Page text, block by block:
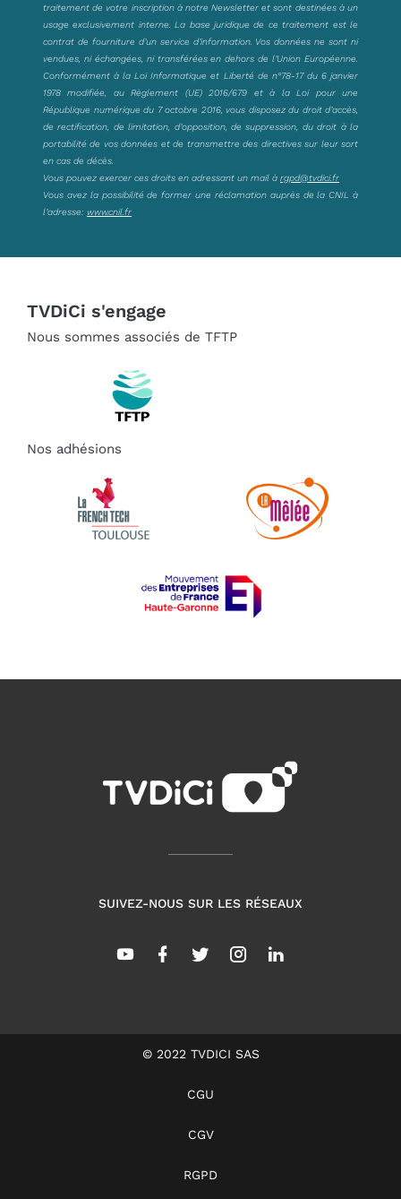
traitement de votre inscription à notre Newsletter et sont destinées à un
usage exclusivement interne. La base juridique de ce traitement est le
contrat de fourniture d’un service d’information. Vos données ne sont ni
vendues, ni échangées, ni transférées en dehors de l’Union Européenne.
Conformément à la Loi Informatique et Liberté de n°78-17 du 6 janvier
1978 modifiée, au Règlement (UE) 2016/679 et à la Loi pour une
République numérique du 7 octobre 2016, vous disposez du droit d’accès,
de rectification, de limitation, d’opposition, de suppression, du droit à la
portabilité de vos données et de transmettre des directives sur leur sort
en cas de décès.
Vous pouvez exercer ces droits en adressant un mail à rgpd@tvdici.fr
Vous avez la possibilité de former une réclamation auprès de la CNIL à
l’adresse: www.cnil.fr
TVDiCi s'engage
Nous sommes associés de TFTP
Nos adhésions
SUIVEZ-NOUS SUR LES RÉSEAUX
© 2022 TVDICI SAS
CGU
CGV
RGPD